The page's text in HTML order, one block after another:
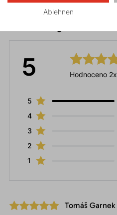
5 Hodnoceno 2x
5
4
3
2
1
Tomáš Garnek
Ablehnen